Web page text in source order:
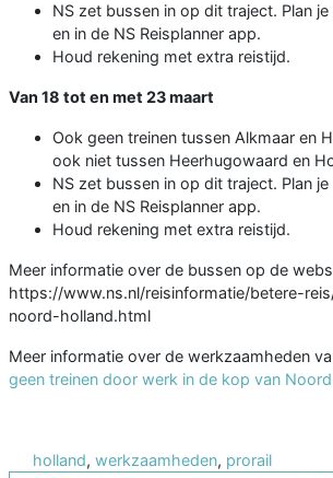
NS zet bussen in op dit traject. Plan je
en in de NS Reisplanner app.
Houd rekening met extra reistijd.
Van 18 tot en met 23 maart
Ook geen treinen tussen Alkmaar en
ook niet tussen Heerhugowaard en
NS zet bussen in op dit traject. Plan je
en in de NS Reisplanner app.
Houd rekening met extra reistijd.
Meer informatie over de bussen op de
https://www.ns.nl/reisinformatie/betere-
noord-holland.html
Meer informatie over de werkzaamheden
geen treinen door werk in de kop van
holland, werkzaamheden, prorail